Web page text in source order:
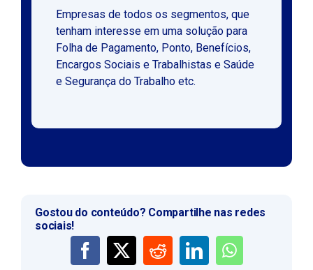
Empresas de todos os segmentos, que
tenham interesse em uma solução para
Folha de Pagamento, Ponto, Benefícios,
Encargos Sociais e Trabalhistas e Saúde
e Segurança do Trabalho etc.
Gostou do conteúdo? Compartilhe nas redes
sociais!